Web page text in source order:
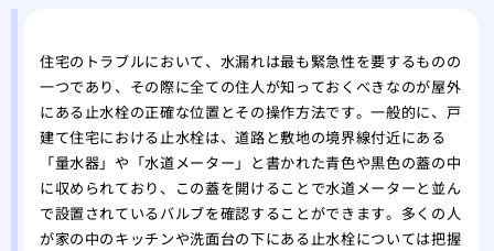
マ
な
ト
賃
ず
住宅のトラブルにおいて、水漏れは最も緊急性を要するものの
一つであり、その際に全ての住人が知っておくべきなのが屋外
にある止水栓の正確な位置とその操作方法です。一般的に、戸
建て住宅における止水栓は、道路と敷地の境界線付近にある
「量水器」や「水道メーター」と書かれた青色や黒色の蓋の中
に収められており、この蓋を開けることで水道メーターと並ん
で設置されているバルブを確認することができます。多くの人
が家の中のキッチンや洗面台の下にある止水栓については把握